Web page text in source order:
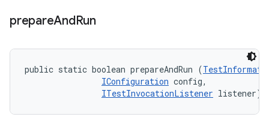
prepareAndRun
public static boolean prepareAndRun (
IConfiguration config,
ITestInvocationListener listener)